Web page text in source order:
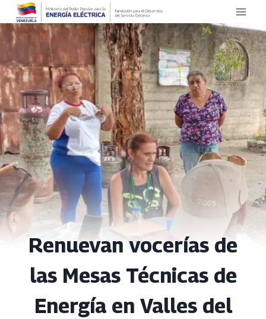
Saltar
contenido
Renuevan vocerías de
las Mesas Técnicas de
Energía en Valles del